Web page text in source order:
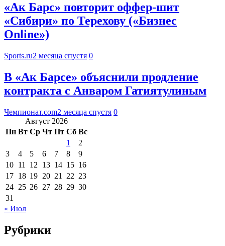
«Ак Барс» повторит оффер-шит
«Сибири» по Терехову («Бизнес
Online»)
Sports.ru2 месяца спустя 0
В «Ак Барсе» объяснили продление
контракта с Анваром Гатиятулиным
Чемпионат.com2 месяца спустя 0
Август 2026
Пн Вт Ср Чт Пт Сб Вс
1
2
3
4 5 6 7 8
9
10 11 12 13 14 15 16
17 18 19 20 21 22 23
24 25 26 27 28 29 30
31
« Июл
Рубрики